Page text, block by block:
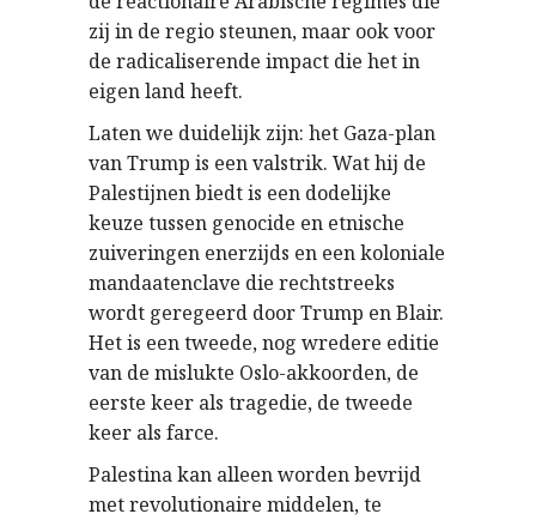
zij in de regio steunen, maar ook voor
de radicaliserende impact die het in
eigen land heeft.
Laten we duidelijk zijn: het Gaza-plan
van Trump is een valstrik. Wat hij de
Palestijnen biedt is een dodelijke
keuze tussen genocide en etnische
zuiveringen enerzijds en een koloniale
mandaatenclave die rechtstreeks
wordt geregeerd door Trump en Blair.
Het is een tweede, nog wredere editie
van de mislukte Oslo-akkoorden, de
eerste keer als tragedie, de tweede
keer als farce.
Palestina kan alleen worden bevrijd
met revolutionaire middelen, te